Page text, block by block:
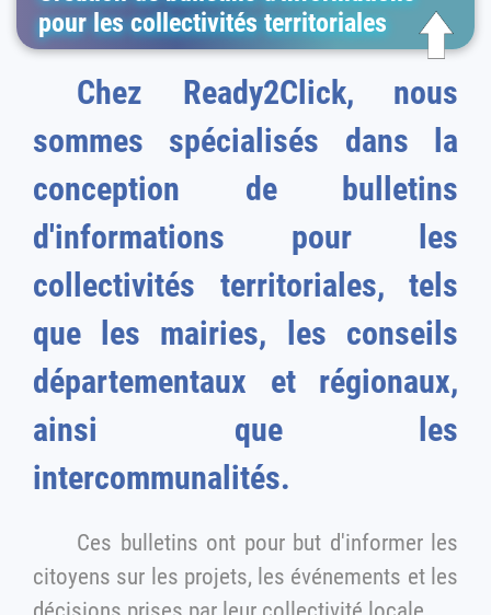
pour les collectivités territoriales
Chez Ready2Click, nous
sommes spécialisés dans la
conception de bulletins
d'informations pour les
collectivités territoriales, tels
que les mairies, les conseils
départementaux et régionaux,
ainsi que les
intercommunalités.
Ces bulletins ont pour but d'informer les
citoyens sur les projets, les événements et les